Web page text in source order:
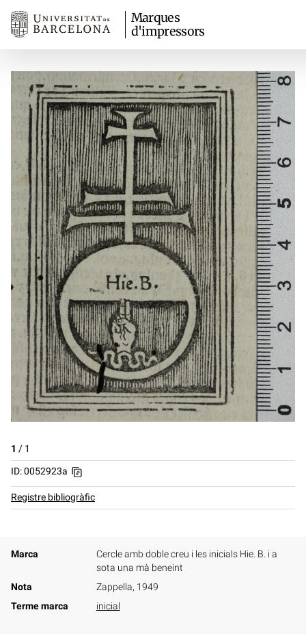
Marques
d'impressors
1 / 1
ID: 0052923a
Registre bibliogràfic
Marca
Cercle amb doble creu i les inicials Hie. B. i a
sota una mà beneint
Nota
Zappella, 1949
Terme marca
inicial